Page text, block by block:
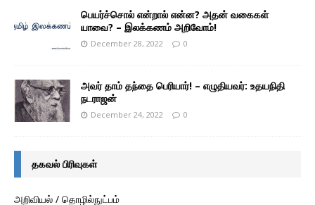
பெயர்ச்சொல் என்றால் என்ன? அதன் வகைகள்
யாவை? – இலக்கணம் அறிவோம்!
December 28, 2022 0
அவர் தாம் தந்தை பெரியார்! – எழுதியவர்: உதயநிதி
நடராஜன்
December 24, 2022 0
தகவல் பிரிவுகள்
அறிவியல் / தொழில்நுட்பம்